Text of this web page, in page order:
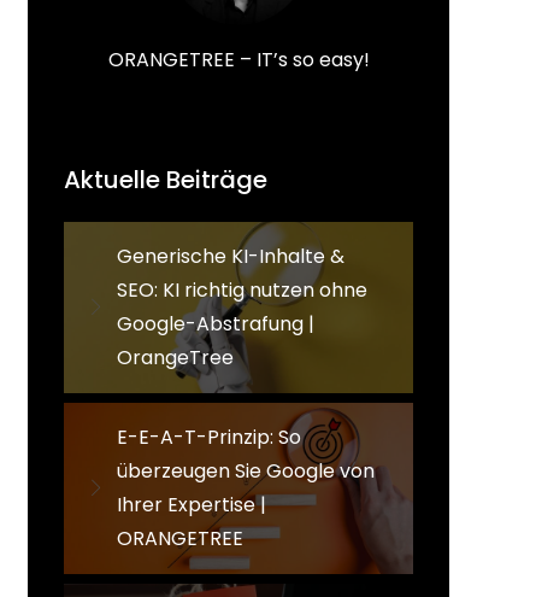
ORANGETREE – IT’s so easy!
Aktuelle Beiträge
Generische KI-Inhalte &
SEO: KI richtig nutzen ohne
Google-Abstrafung |
OrangeTree
E-E-A-T-Prinzip: So
überzeugen Sie Google von
Ihrer Expertise |
ORANGETREE